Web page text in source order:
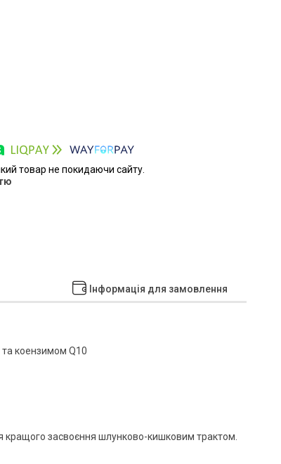
товар не покидаючи сайту.
Інформація для замовлення
коензимом Q10
кращого засвоєння шлунково-кишковим трактом.